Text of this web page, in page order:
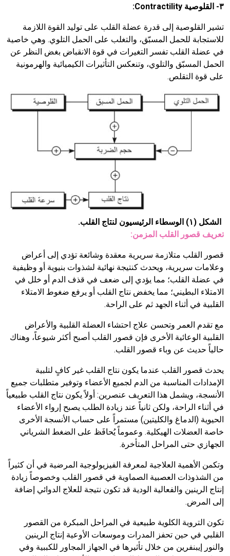
٣- القلوصية Contractility
:
تشير القلوصية إلى قدرة عضلة القلب على توليد القوة اللازمة
للاستجابة للحمل المسبّق، والتغلب على الحمل التلوي. وهي خاصية
في عضلة القلب تفسر التغيرات في قوة الانقباض بغض النظر عن
الحمل المسبّق والتلوي، وتنعكس التأثيرات الكيميائية والهرمونية
على قوة التقلص.
الشكل (١) الوسطاء الرئيسيون لنتاج القلب.
تعريف قصور القلب المزمن:
قصور القلب متلازمة سريرية معقدة وشائعة تؤدي إلى أعراض
وعلامات سريرية، ويحدث كنتيجة نهائية لشذوات بنيوية أو وظيفية
في عضلة القلب؛ مما يؤدي إلى ضعف في قذف الدم أو خلل في
الامتلاء البطيني؛ مما يخفض نتاج القلب أو يرفع ضغوط الامتلاء
القلبية في أثناء الجهد ثم على الراحة.
مع تقدم العمر وتحسن علاج احتشاء العضلة القلبية والأعراض
القلبية الوعائية الأخرى فإن قصور القلب أصبح أكثر شيوعاً، وهناك
حالياً حديث عن وباء قصور القلب.
يحدث قصور القلب عندما يكون نتاج القلب غير كافٍ لتلبية
الإمدادات المناسبة من الدم لجميع الأعضاء وتوفير متطلبات جميع
الأنسجة، ويشمل هذا التعريف عنصرين: أولاً يكون نتاج القلب طبيعياً
في أثناء الراحة، ولكن ثانياً عند زيادة الطلب يصبح إرواء الأعضاء
الحيوية (الدماغ والكليتين) مستمراً على حساب الأنسجة الأخرى
خاصة العضلات الهيكلية. وعموماً يُحافَظ على الضغط الشرياني
الجهازي حتى المراحل المتأخرة.
وتكمن الأهمية العلاجية لمعرفة الفيزيولوجية المرضية في أن كثيراً
من الشذوذات العصبية الصماوية في قصور القلب وخصوصاً زيادة
إنتاج الرينين والفعالية الودية قد تكون نتيجة للعلاج الدوائي إضافة
إلى المرض.
تكون التروية الكلوية طبيعية في المراحل المبكرة من القصور
القلبي في حين تحفز المدرات وموسعات الأوعية إنتاج الرينين
والنور إيبنفرين من خلال تأثيرها في الجهاز المجاور للكببية وفي